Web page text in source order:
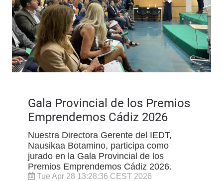
Gala Provincial de los Premios
Emprendemos Cádiz 2026
Nuestra Directora Gerente del IEDT,
Nausikaa Botamino, participa como
jurado en la Gala Provincial de los
Premios Emprendemos Cádiz 2026.
Tue Apr 28 13:28:36 CEST 2026